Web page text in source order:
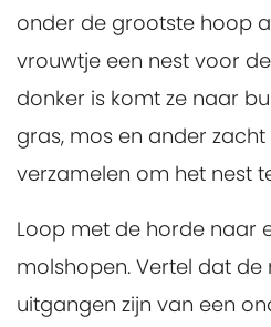
onder de grootste hoop
vrouwtje een nest voor
donker is komt ze naar
gras, mos en ander
verzamelen om het nest
Loop met de horde naar
molshopen. Vertel dat
uitgangen zijn van een